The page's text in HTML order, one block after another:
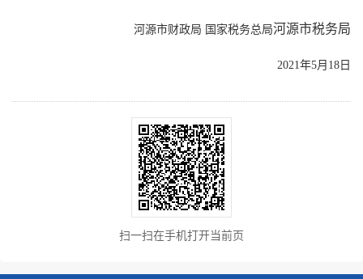
河源市财政局 国家税务总局河源市税务局
2021年5月18日
扫一扫在手机打开当前页